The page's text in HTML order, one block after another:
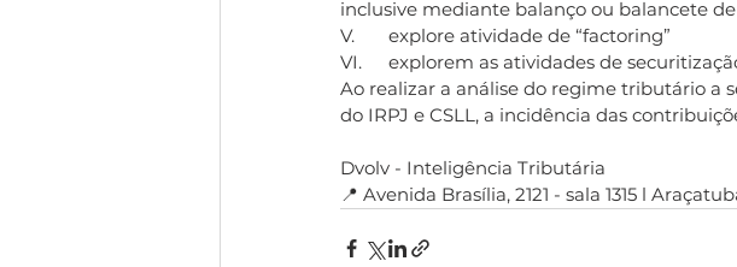
inclusive mediante balanço ou balancete
V.	explore atividade de “factoring”
VI.	explorem as atividades de
Ao realizar a análise do regime tributário a
do IRPJ e CSLL, a incidência das
Dvolv - Inteligência Tributária⁣⁣⁣
📍 Avenida Brasília, 2121 - sala 1315 l